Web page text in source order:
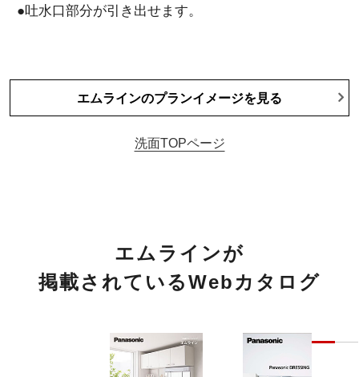
●吐水口部分が引き出せます。
エムラインのプランイメージを見る
洗面TOPページ
エムラインが
掲載されているWebカタログ